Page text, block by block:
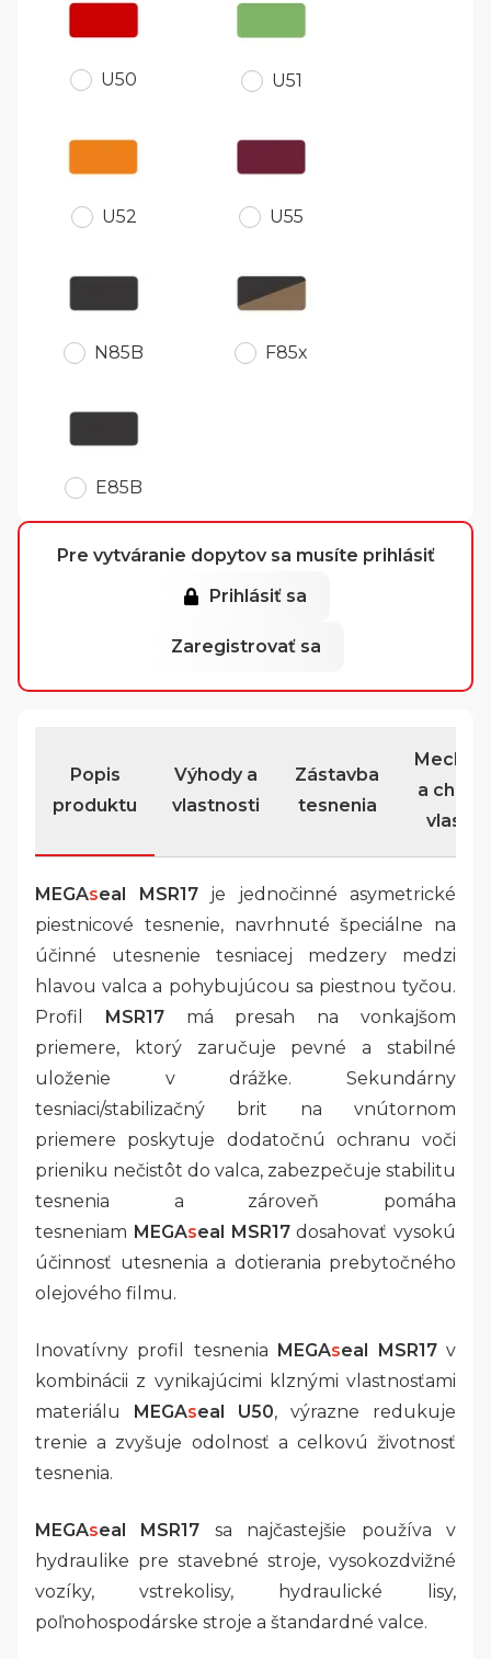
U50 U51
U52 U55
N85B F85x
E85B
Pre vytváranie dopytov sa musíte prihlásiť
Prihlásiť sa
Zaregistrovať sa
Popis
produktu
Výhody a
vlastnosti
Zástavba
tesnenia
a
MEGAseal MSR17je jednočinné asymetrické
piestnicové tesnenie, navrhnuté špeciálne na
účinné utesnenie tesniacej medzery medzi
hlavou valca a pohybujúcou sa piestnou tyčou.
Profil
MSR17má presah na vonkajšom
priemere, ktorý zaručuje pevné a stabilné
uloženie v drážke. Sekundárny
tesniaci/stabilizačný brit na vnútornom
priemere poskytuje dodatočnú ochranu voči
prieniku nečistôt do valca, zabezpečuje stabilitu
tesnenia a zároveň pomáha
tesneniam MEGAseal MSR17dosahovať vysokú
účinnosť utesnenia a dotierania prebytočného
olejového filmu.
Inovatívny profil tesnenia MEGAseal MSR17v
kombinácii z vynikajúcimi klznými vlastnosťami
materiálu
MEGAseal U50, výrazne redukuje
trenie a zvyšuje odolnosť a celkovú životnosť
tesnenia.
MEGAseal MSR17 sa najčastejšie používa v
hydraulike pre stavebné stroje, vysokozdvižné
vozíky, vstrekolisy, hydraulické lisy,
poľnohospodárske stroje a štandardné valce.